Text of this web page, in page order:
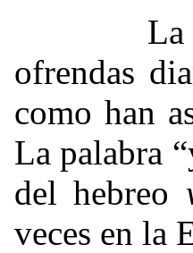
La
ofrendas
como han
La palabra
del hebreo
veces en la